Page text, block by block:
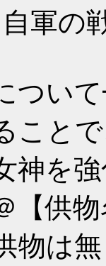
軍の
つい
こと
神を
【供
物は